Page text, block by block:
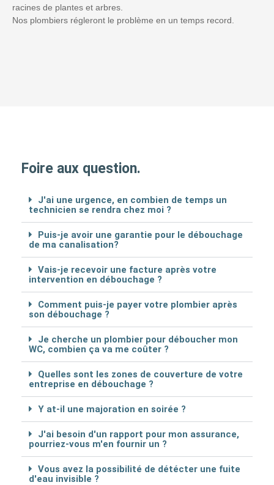
racines de plantes et arbres.
Nos plombiers régleront le problème en un temps record.
Foire aux question.
J'ai une urgence, en combien de temps un
technicien se rendra chez moi ?
Puis-je avoir une garantie pour le débouchage
de ma canalisation?
Vais-je recevoir une facture après votre
intervention en débouchage ?
Comment puis-je payer votre plombier après
son débouchage ?
Je cherche un plombier pour déboucher mon
WC, combien ça va me coûter ?
Quelles sont les zones de couverture de votre
entreprise en débouchage ?
Y at-il une majoration en soirée ?
J'ai besoin d'un rapport pour mon assurance,
pourriez-vous m'en fournir un ?
Vous avez la possibilité de détécter une fuite
d'eau invisible ?